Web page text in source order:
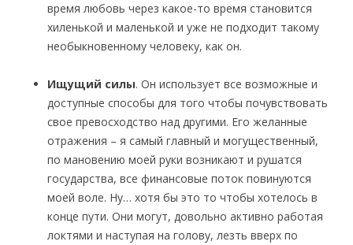
время любовь через какое-то время становится
хиленькой и маленькой и уже не подходит такому
необыкновенному человеку, как он.
Ищущий силы. Он использует все возможные и
доступные способы для того чтобы почувствовать
свое превосходство над другими. Его желанные
отражения – я самый главный и могущественный,
по мановению моей руки возникают и рушатся
государства, все финансовые поток повинуются
моей воле. Ну… хотя бы это то чтобы хотелось в
конце пути. Они могут, довольно активно работая
локтями и наступая на голову, лезть вверх по